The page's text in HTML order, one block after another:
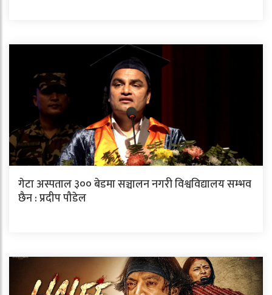
गेटा अस्पताल ३०० बेडमा सञ्चालन नगरी विश्वविद्यालय सम्भव
छैन : प्रदीप पौडेल